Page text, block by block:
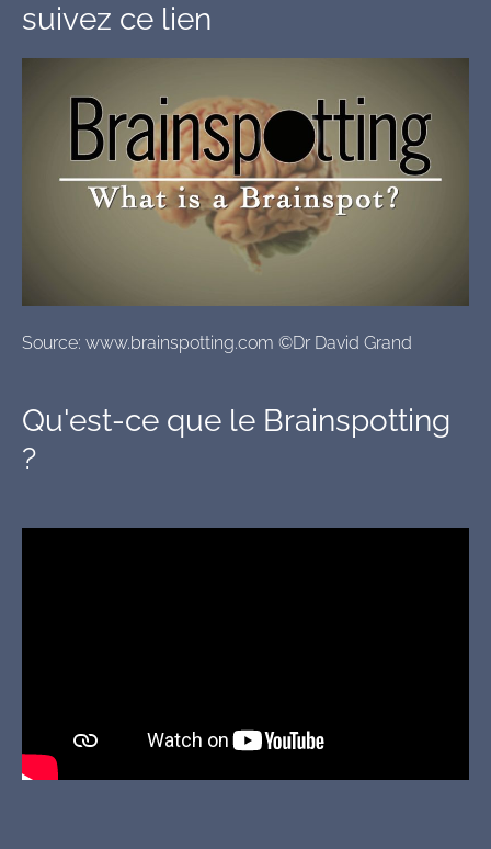
suivez ce lien
Source: www.brainspotting.com ©Dr David Grand
Qu'est-ce que le Brainspotting
?